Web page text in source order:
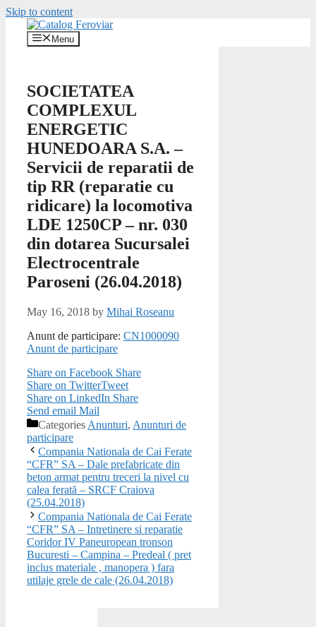
Skip to content
Menu
SOCIETATEA
COMPLEXUL
ENERGETIC
HUNEDOARA S.A. –
Servicii de reparatii de
tip RR (reparatie cu
ridicare) la locomotiva
LDE 1250CP – nr. 030
din dotarea Sucursalei
Electrocentrale
Paroseni (26.04.2018)
May 16, 2018 by Mihai Roseanu
Anunt de participare: CN1000090
Anunt de participare
Share on Facebook Share
Share on TwitterTweet
Share on LinkedIn Share
Send email Mail
Categories Anunturi, Anunturi de
participare
Compania Nationala de Cai Ferate
“CFR” SA – Dale prefabricate din
beton armat pentru treceri la nivel cu
calea ferată – SRCF Craiova
(25.04.2018)
Compania Nationala de Cai Ferate
“CFR” SA – Intretinere si reparatie
Coridor IV Paneuropean tronson
Bucuresti – Campina – Predeal ( pret
inclus materiale , manopera ) fara
utilaje grele de cale (26.04.2018)